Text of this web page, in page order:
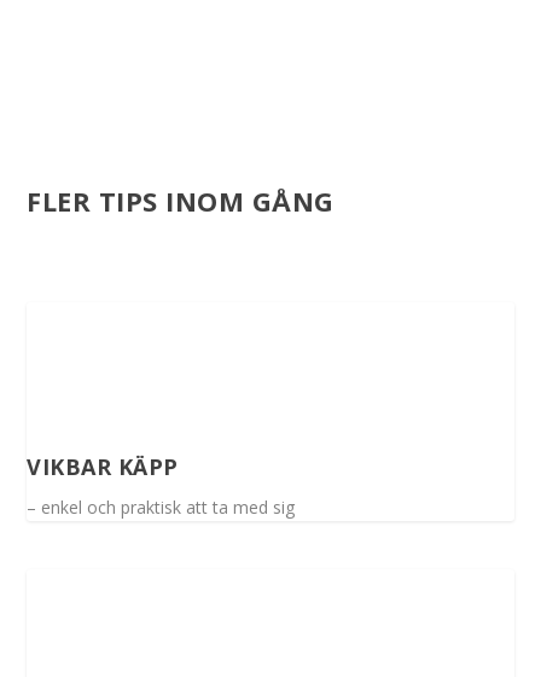
FLER TIPS INOM GÅNG
VIKBAR KÄPP
– enkel och praktisk att ta med sig